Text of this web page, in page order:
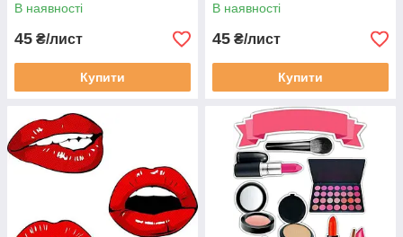
В наявності
45 ₴/лист
Купити
В наявності
45 ₴/лист
Купити